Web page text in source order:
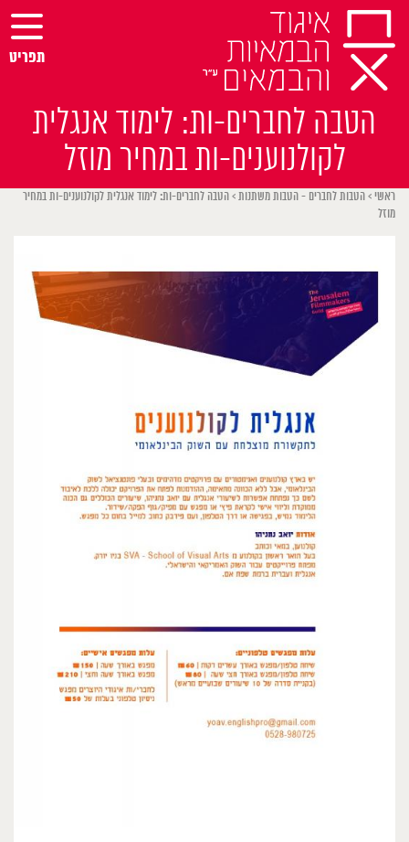
Skip
content
הטבה לחברים-ות: לימוד אנגלית
לקולנוענים-ות במחיר מוזל
תפריט
ראשי > הטבות לחברים - הטבות משתנות > הטבה לחברים-ות: לימוד אנגלית לקולנוענים-ות במחיר
מוזל